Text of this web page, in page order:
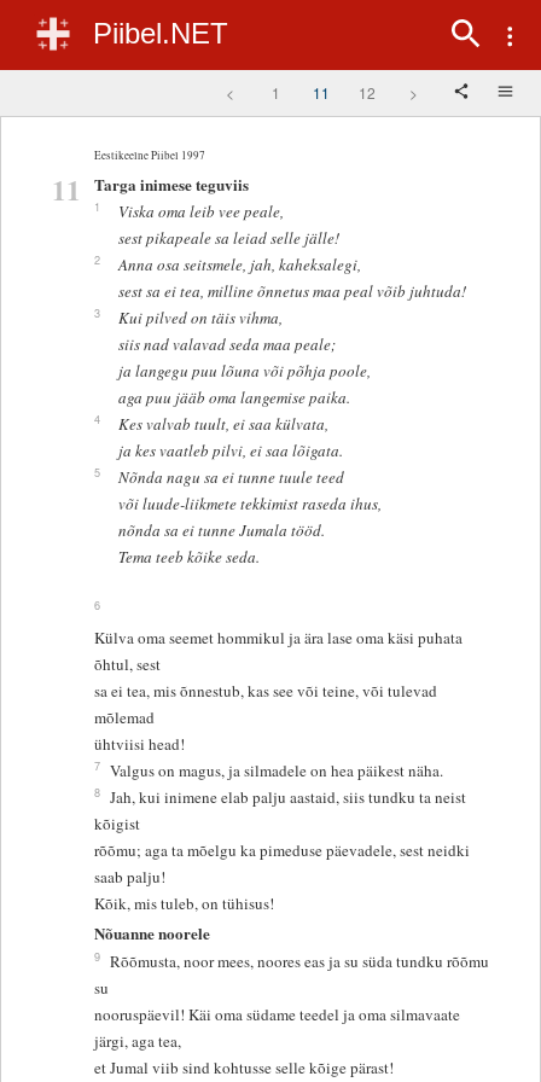
Piibel.NET
< 1 11 12 >
Eestikeelne Piibel 1997
11 Targa inimese teguviis
1
Viska oma leib vee peale,
sest pikapeale sa leiad selle jälle!
2
Anna osa seitsmele, jah, kaheksalegi,
sest sa ei tea, milline õnnetus maa peal võib juhtuda!
3
Kui pilved on täis vihma,
siis nad valavad seda maa peale;
ja langegu puu lõuna või põhja poole,
aga puu jääb oma langemise paika.
4
Kes valvab tuult, ei saa külvata,
ja kes vaatleb pilvi, ei saa lõigata.
5
Nõnda nagu sa ei tunne tuule teed
või luude-liikmete tekkimist raseda ihus,
nõnda sa ei tunne Jumala tööd.
Tema teeb kõike seda.
6
Külva oma seemet hommikul ja ära lase oma käsi puhata
õhtul, sest
sa ei tea, mis õnnestub, kas see või teine, või tulevad
mõlemad
ühtviisi head!
7 Valgus on magus, ja silmadele on hea päikest näha.
8 Jah, kui inimene elab palju aastaid, siis tundku ta neist
kõigist
rõõmu; aga ta mõelgu ka pimeduse päevadele, sest neidki
saab palju!
Kõik, mis tuleb, on tühisus!
Nõuanne noorele
9 Rõõmusta, noor mees, noores eas ja su süda tundku rõõmu
su
nooruspäevil! Käi oma südame teedel ja oma silmavaate
järgi, aga tea,
et Jumal viib sind kohtusse selle kõige pärast!